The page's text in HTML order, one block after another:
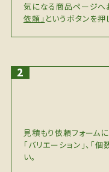
気になる商品ページへ
依頼」 というボタンを押
見積もり依頼フォームに
「バリエーション」、「
い。